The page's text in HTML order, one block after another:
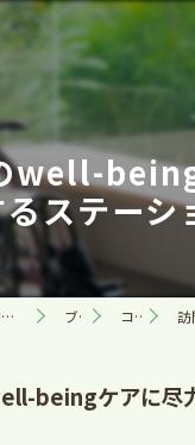
well-
ステーシ
兵庫県西宮市の訪問看護なら合同会社きずな ブログ コラム 訪問
beingケアに尽